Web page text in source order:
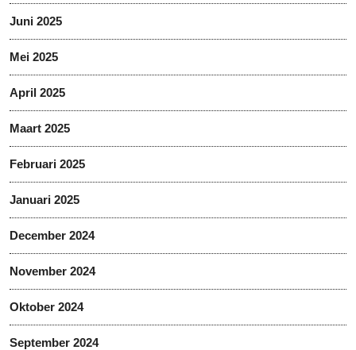
Juni 2025
Mei 2025
April 2025
Maart 2025
Februari 2025
Januari 2025
December 2024
November 2024
Oktober 2024
September 2024